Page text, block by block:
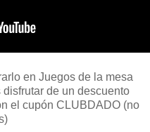
en Juegos de la mesa
de un descuento
el cupón CLUBDADO (no